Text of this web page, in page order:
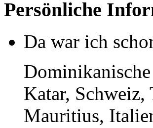
Persönliche
Da war ich
Katar,
Mauritius,